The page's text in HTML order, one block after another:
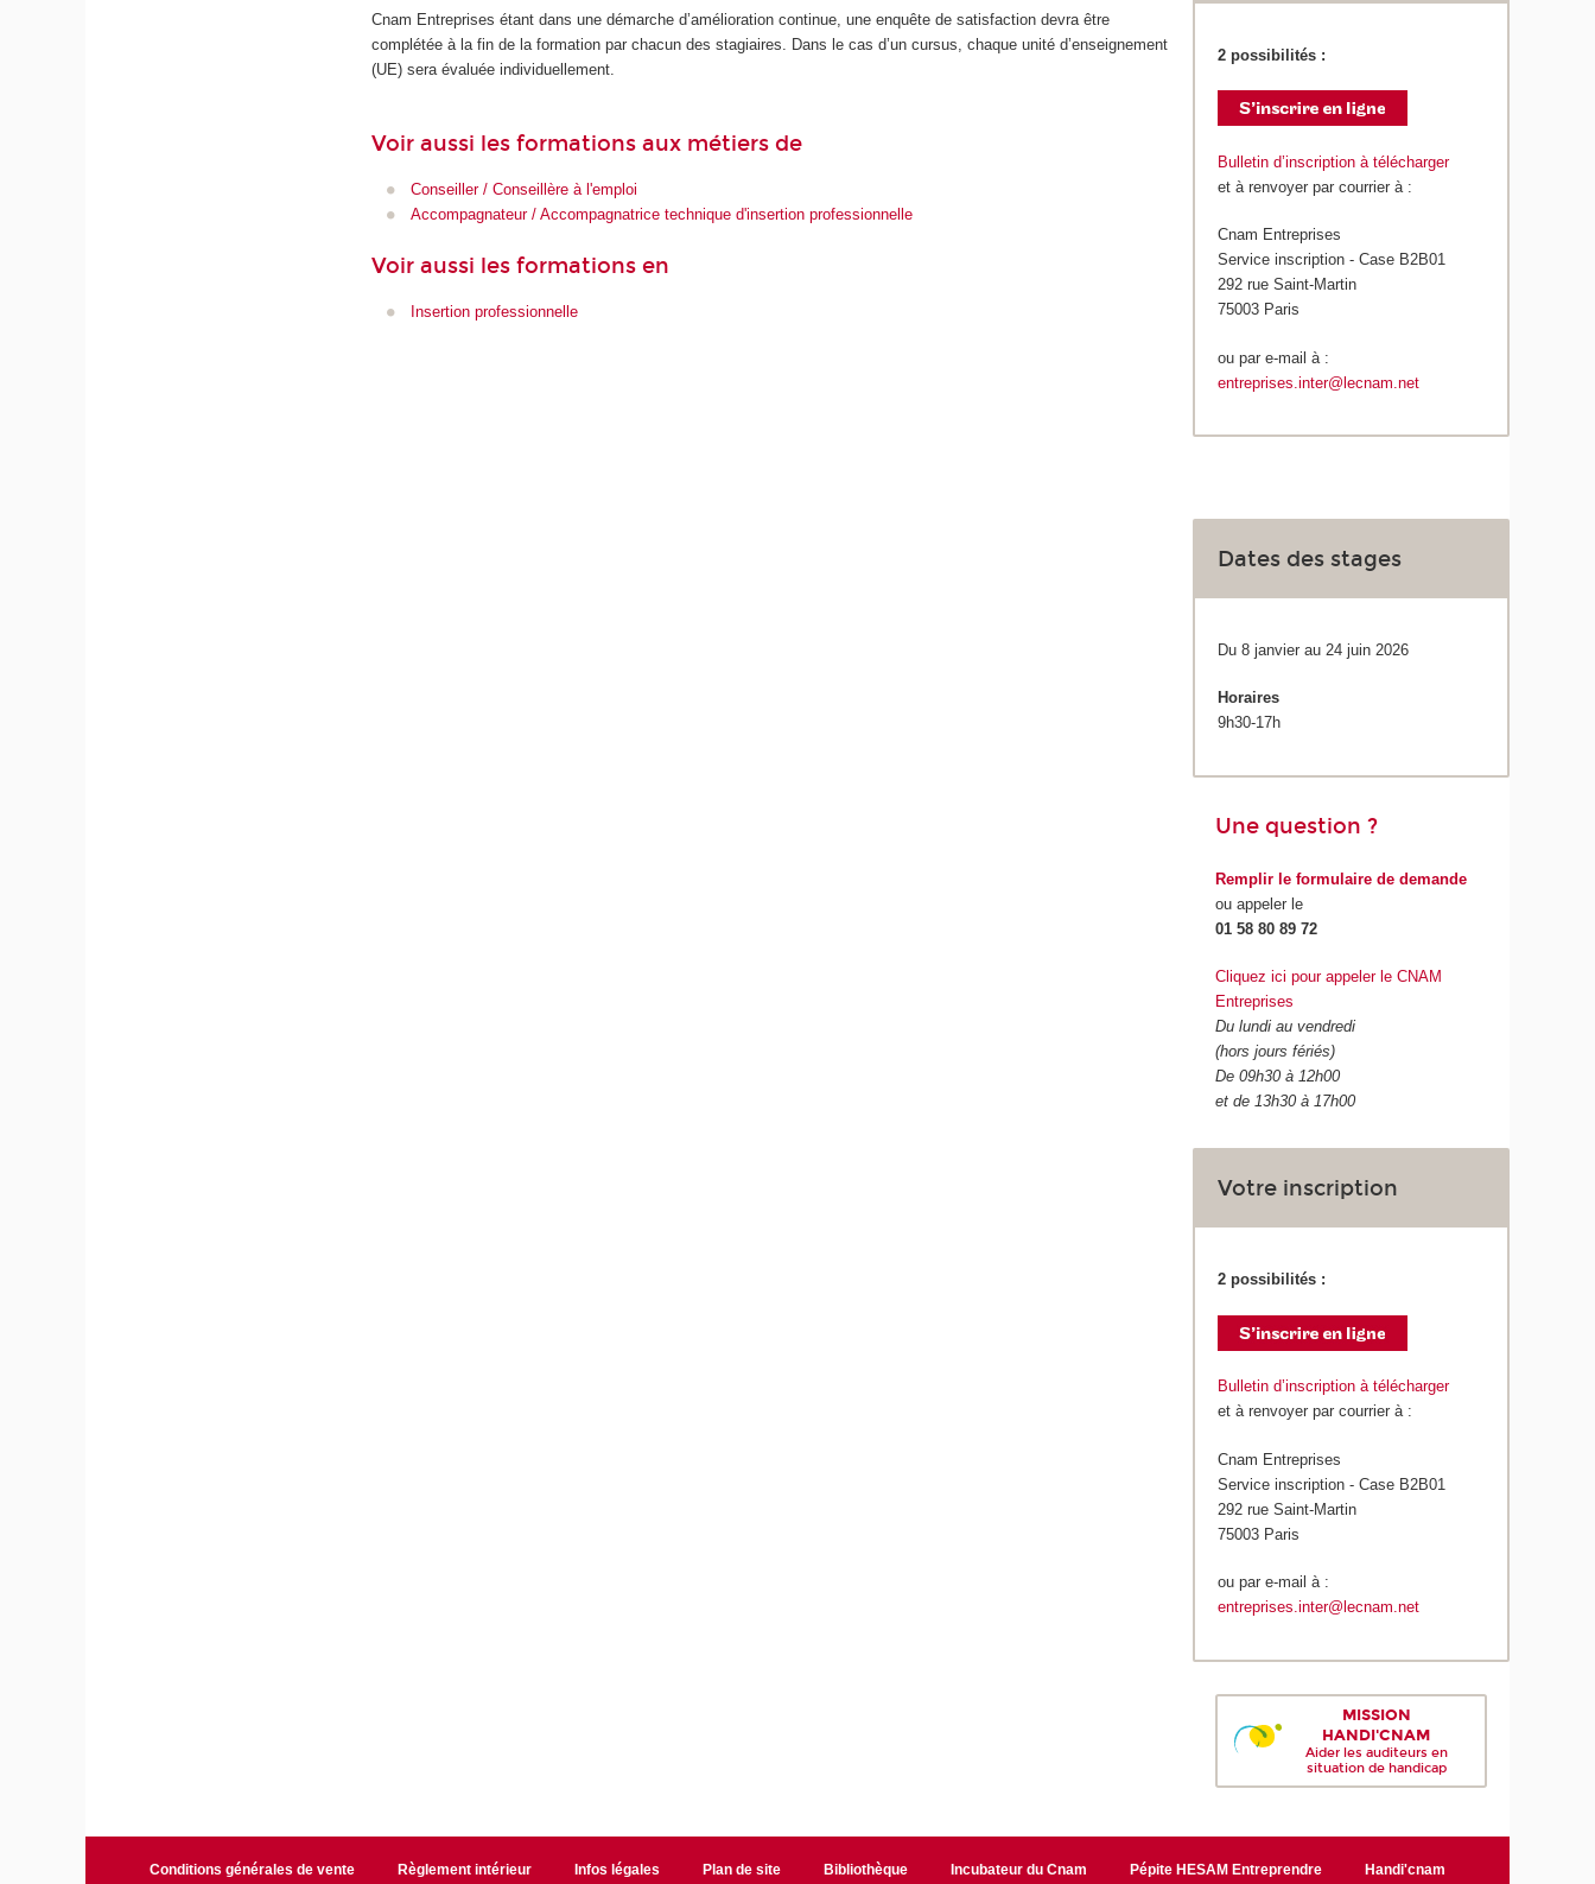
Cnam Entreprises étant dans une démarche d’amélioration continue, une enquête de satisfaction devra être
complétée à la fin de la formation par chacun des stagiaires. Dans le cas d’un cursus, chaque unité d’enseignement
(UE) sera évaluée individuellement.
Voir aussi les formations aux métiers de
Conseiller / Conseillère à l'emploi
Accompagnateur / Accompagnatrice technique d'insertion professionnelle
Voir aussi les formations en
Insertion professionnelle
2 possibilités :
Bulletin d’inscription à télécharger
et à renvoyer par courrier à :
Cnam Entreprises
Service inscription - Case B2B01
292 rue Saint-Martin
75003 Paris
ou par e-mail à :
entreprises.inter@lecnam.net
Dates des stages
Du 8 janvier au 24 juin 2026
Horaires
9h30-17h
Une question ?
Remplir le formulaire de demande
ou appeler le
01 58 80 89 72
Cliquez ici pour appeler le CNAM
Entreprises
Du lundi au vendredi
(hors jours fériés)
De 09h30 à 12h00
et de 13h30 à 17h00
Votre inscription
2 possibilités :
Bulletin d’inscription à télécharger
et à renvoyer par courrier à :
Cnam Entreprises
Service inscription - Case B2B01
292 rue Saint-Martin
75003 Paris
ou par e-mail à :
entreprises.inter@lecnam.net
MISSION
HANDI'CNAM
Aider les auditeurs en
situation de handicap
Conditions générales de vente Règlement intérieur Infos légales Plan de site Bibliothèque Incubateur du Cnam Pépite HESAM Entreprendre
Handi'cnam